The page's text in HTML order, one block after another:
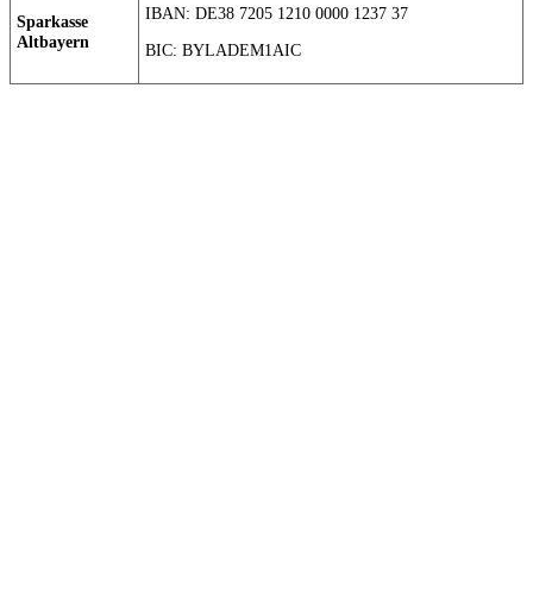
Sparkasse
Altbayern
IBAN: DE38 7205 1210 0000 1237 37
BIC: BYLADEM1AIC